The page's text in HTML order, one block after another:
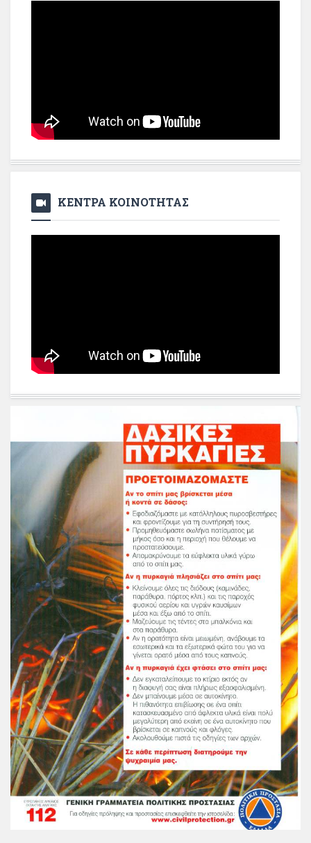
ΚΕΝΤΡΑ ΚΟΙΝΟΤΗΤΑΣ